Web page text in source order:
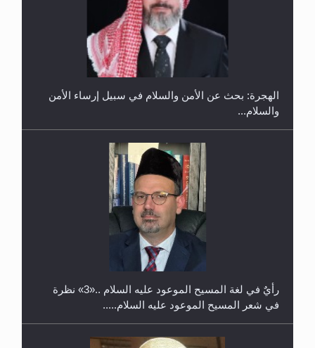
إتمام حفظ القرآن الكريم لثلاثة طلاب من مدرسة الحفظ
حفل توزيع الشهادات في الجامعة الأحمدية بنيجيريا لعام
الهجرة: بحث عن الأمن والسلام في سبيل إرساء الأمن
والسلام...
رأيٌ في لغة المسيح الموعود عليه السلام ..«3» نظرة
في شعر المسيح الموعود عليه السلام.....